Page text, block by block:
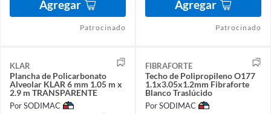
Agregar
Patrocinado
Agregar
Patrocinado
KLAR
Plancha de Policarbonato
Alveolar KLAR 6 mm 1.05 m x
2.9 m TRANSPARENTE
Por SODIMAC
FIBRAFORTE
Techo de Polipropileno O177
1.1x3.05x1.2mm Fibraforte
Blanco Traslúcido
Por SODIMAC